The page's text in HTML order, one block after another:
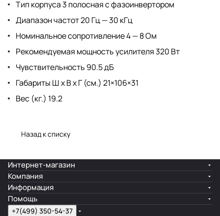
Тип корпуса 3 полосная с фазоинвертором
Диапазон частот 20 Гц — 30 кГц
Номинальное сопротивление 4 — 8 Ом
Рекомендуемая мощность усилителя 320 Вт
Чувствительность 90.5 дБ
Габариты Ш х В х Г (см.) 21×106×31
Вес (кг.) 19.2
Назад к списку
Интернет-магазин
Компания
Информация
Помощь
+7(499) 350-54-37